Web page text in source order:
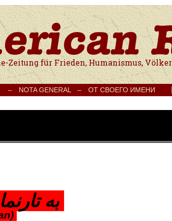
Frieden, Humanismus, Völkerverständigung und
– NOTA GENERAL – ОТ СВОЕГО ИМЕНИ
به